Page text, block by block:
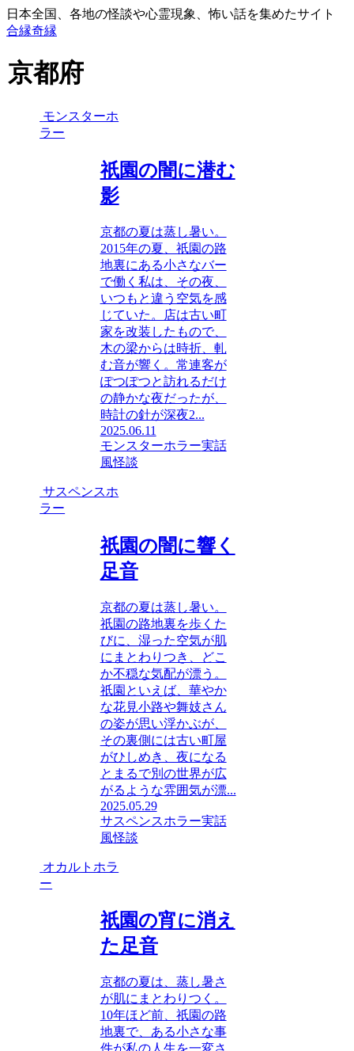
日本全国、各地の怪談や心霊現象、怖い話を集めたサイト
合縁奇縁
京都府
モンスターホ
ラー
祇園の闇に潜む
影
京都の夏は蒸し暑い。
2015年の夏、祇園の路
地裏にある小さなバー
で働く私は、その夜、
いつもと違う空気を感
じていた。店は古い町
家を改装したもので、
木の梁からは時折、軋
む音が響く。常連客が
ぽつぽつと訪れるだけ
の静かな夜だったが、
時計の針が深夜2...
2025.06.11
モンスターホラー実話
風怪談
サスペンスホ
ラー
祇園の闇に響く
足音
京都の夏は蒸し暑い。
祇園の路地裏を歩くた
びに、湿った空気が肌
にまとわりつき、どこ
か不穏な気配が漂う。
祇園といえば、華やか
な花見小路や舞妓さん
の姿が思い浮かぶが、
その裏側には古い町屋
がひしめき、夜になる
とまるで別の世界が広
がるような雰囲気が漂...
2025.05.29
サスペンスホラー実話
風怪談
オカルトホラ
ー
祇園の宵に消え
た足音
京都の夏は、蒸し暑さ
が肌にまとわりつく。
10年ほど前、祇園の路
地裏で、ある小さな事